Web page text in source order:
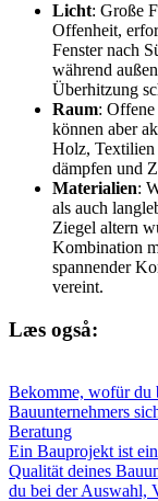
Licht: Große
Offenheit,
Fenster nach
während
Überhitzung
Raum:
können aber
Holz, Textilien
dämpfen und
Materialien:
als auch
Ziegel altern
Kombination
spannender
vereint.
Læs også:
Bekomme, wofür du
Bauunternehmers
Beratung
Ein Bauprojekt ist
Qualität deines
du bei der Auswahl,